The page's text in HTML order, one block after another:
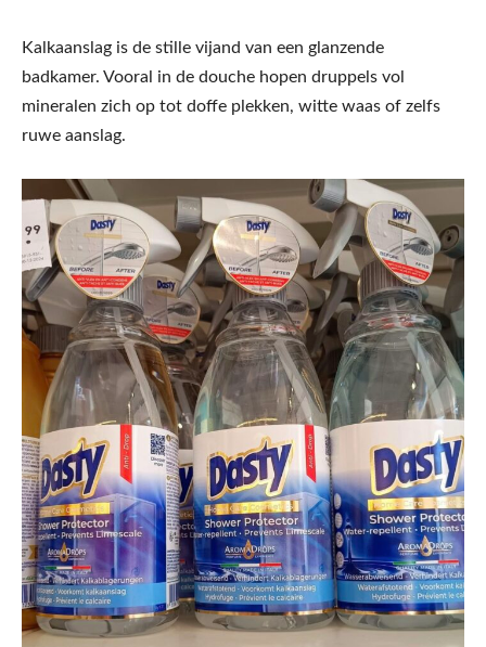
Kalkaanslag is de stille vijand van een glanzende
badkamer. Vooral in de douche hopen druppels vol
mineralen zich op tot doffe plekken, witte waas of zelfs
ruwe aanslag.